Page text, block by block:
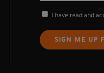
I have read and
SIGN ME UP